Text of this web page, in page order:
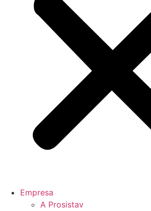
Empresa
A Prosistav